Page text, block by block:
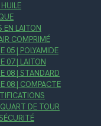
EN LAITON
COMPRIMÉ
05 | POLYAMIDE
07 | LAITON
08 | STANDARD
08 | COMPACTE
DE TOUR